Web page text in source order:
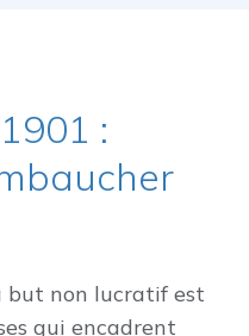
:
but non lucratif est
qui encadrent